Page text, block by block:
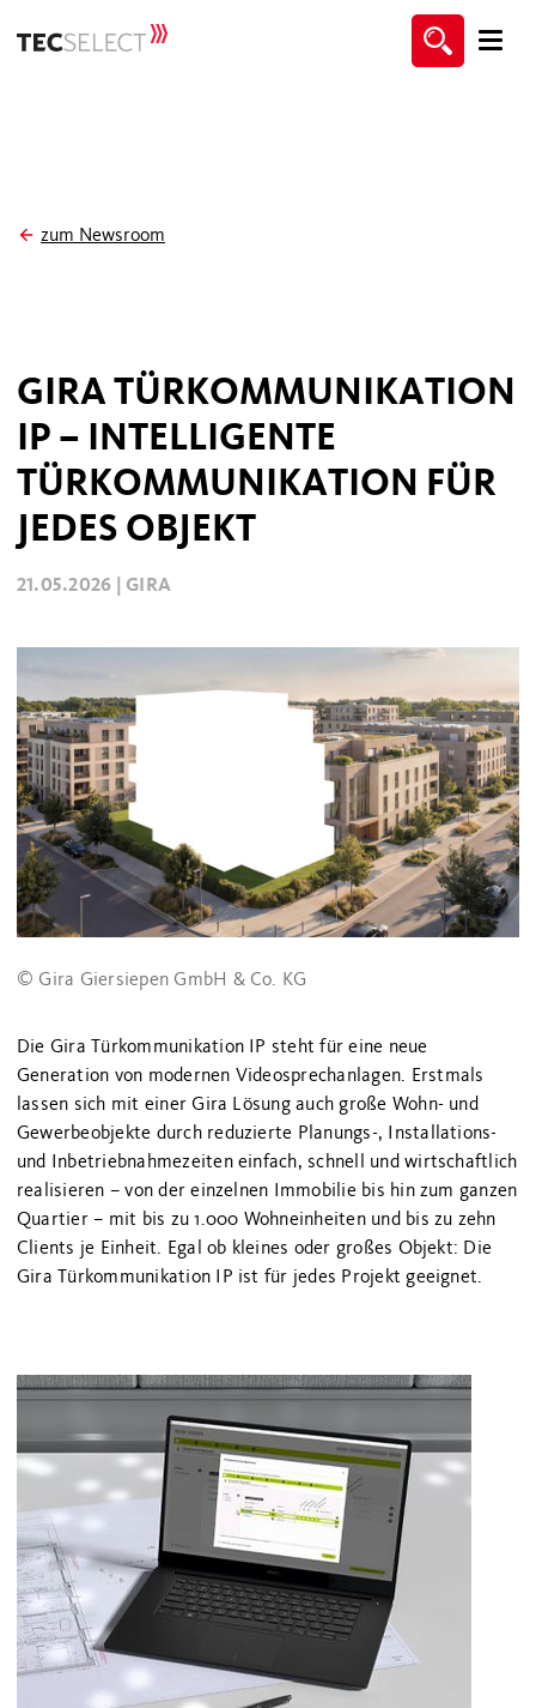
zum Newsroom
GIRA TÜRKOMMUNIKATION
IP – INTELLIGENTE
TÜRKOMMUNIKATION FÜR
JEDES OBJEKT
21.05.2026 |GIRA
© Gira Giersiepen GmbH & Co. KG
Die Gira Türkommunikation IP steht für eine neue
Generation von modernen Videosprechanlagen. Erstmals
lassen sich mit einer Gira Lösung auch große Wohn- und
Gewerbeobjekte durch reduzierte Planungs-, Installations-
und Inbetriebnahmezeiten einfach, schnell und wirtschaftlich
realisieren – von der einzelnen Immobilie bis hin zum ganzen
Quartier – mit bis zu 1.000 Wohneinheiten und bis zu zehn
Clients je Einheit. Egal ob kleines oder großes Objekt: Die
Gira Türkommunikation IP ist für jedes Projekt geeignet.